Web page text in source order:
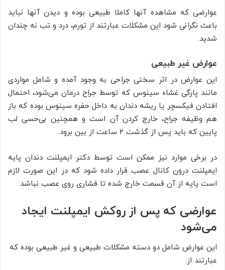
عوارضی که مشاهده آنها کاملا طبیعی بوده و دیدن آنها نباید
باعث نگرانی شود این مشکلات عبارتند از تورم، درد و تب نه‌ چندان
شدید.
عوارض غیر طبیعی
این عوارض در اثر سختی جراحی به ‌وجود آمده و شامل مواردی
مانند پارگی غشاء سینوس که توسط جراح درمان می‌شود، احتمال
افتادن فیکسچر یا ریشه دندان به داخل حفره سینوس بوده که باز
هم وظیفه جراح، خارج کردن آن است و همچنین بی‌حسی لب
پایین که باید پس از گذشت 2 ساعت از بین برود.
در برخی موارد نیز ممکن است توسط دکتر ایمپلنت دندان پایه
ایمپلنت درون کانال عصب قرار داده شود که در این صورت لازم
است پایه از آن قسمت خارج شده تا فشاری روی عصب نباشد.
عوارضی که پس از روکش ایمپلنت ایجاد
می‌شود
این عوارض شامل دو دسته مشکلات طبیعی و غیر طبیعی بوده که
عبارتند از: